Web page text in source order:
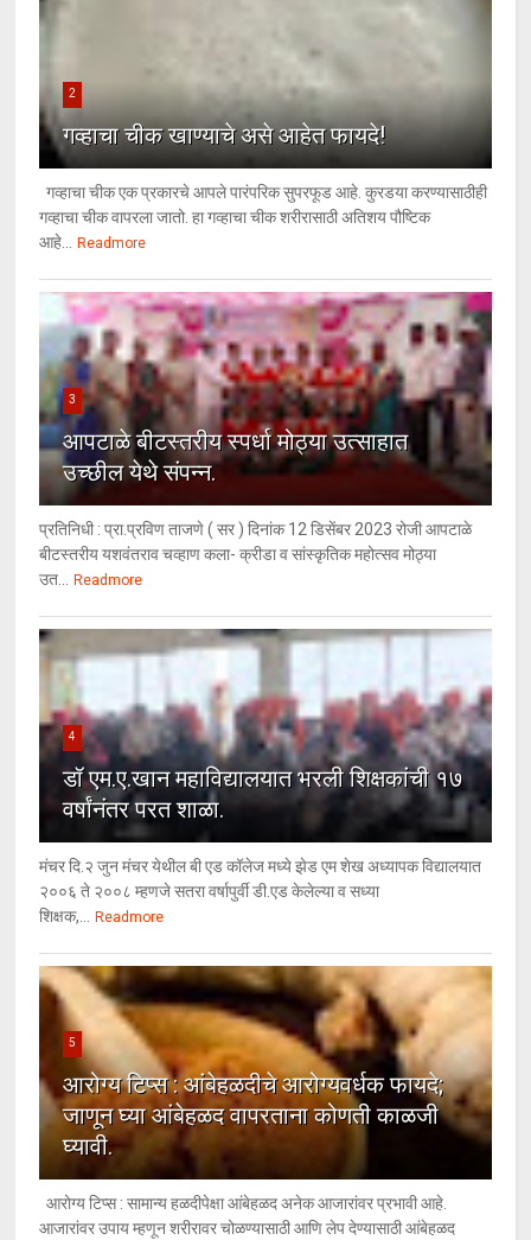
2
गव्हाचा चीक खाण्याचे असे आहेत फायदे!
गव्हाचा चीक एक प्रकारचे आपले पारंपरिक सुपरफूड आहे. कुरडया करण्यासाठीही
गव्हाचा चीक वापरला जातो. हा गव्हाचा चीक शरीरासाठी अतिशय पौष्टिक
आहे... Readmore
3
आपटाळे बीटस्तरीय स्पर्धा मोठ्या उत्साहात
उच्छील येथे संपन्न.
प्रतिनिधी : प्रा.प्रविण ताजणे ( सर ) दिनांक 12 डिसेंबर 2023 रोजी आपटाळे
बीटस्तरीय यशवंतराव चव्हाण कला- क्रीडा व सांस्कृतिक महोत्सव मोठ्या
उत... Readmore
4
डॉ एम.ए.खान महाविद्यालयात भरली शिक्षकांची १७
वर्षांनंतर परत शाळा.
मंचर दि.२ जुन मंचर येथील बी एड कॉलेज मध्ये झेड एम शेख अध्यापक विद्यालयात
२००६ ते २००८ म्हणजे सतरा वर्षापुर्वी डी.एड केलेल्या व सध्या
शिक्षक,... Readmore
5
आरोग्य टिप्स : आंबेहळदीचे आरोग्यवर्धक फायदे;
जाणून घ्या आंबेहळद वापरताना कोणती काळजी
घ्यावी.
आरोग्य टिप्स : सामान्य हळदीपेक्षा आंबेहळद अनेक आजारांवर प्रभावी आहे.
आजारांवर उपाय म्हणून शरीरावर चोळण्यासाठी आणि लेप देण्यासाठी आंबेहळद